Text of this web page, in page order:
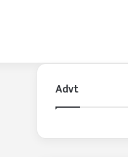
Advt